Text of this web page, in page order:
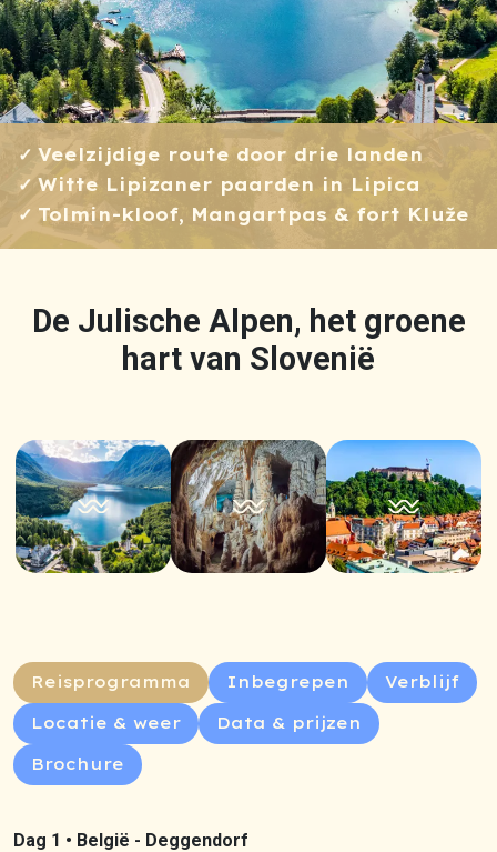
Veelzijdige route door drie landen
Witte Lipizaner paarden in Lipica
Tolmin-kloof, Mangartpas & fort Kluže
De Julische Alpen, het groene
hart van Slovenië
Reisprogramma Inbegrepen Verblijf
Locatie & weer Data & prijzen
Brochure
Dag 1 • België - Deggendorf